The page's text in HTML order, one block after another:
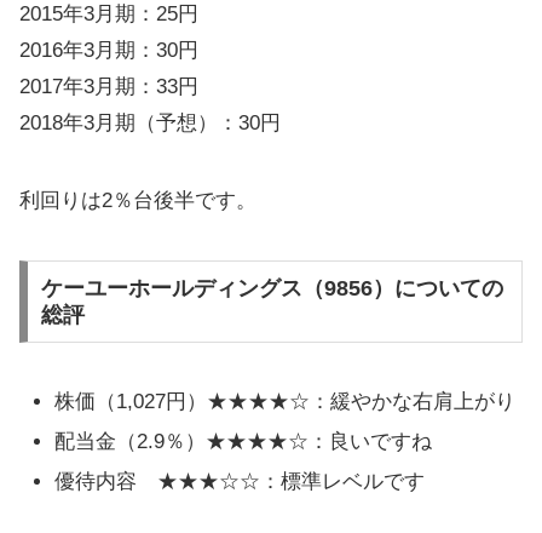
2015年3月期：25円
2016年3月期：30円
2017年3月期：33円
2018年3月期（予想）：30円
利回りは2％台後半です。
ケーユーホールディングス（9856）についての
総評
株価（1,027円）★★★★☆：緩やかな右肩上がり
配当金（2.9％）★★★★☆：良いですね
優待内容 ★★★☆☆：標準レベルです